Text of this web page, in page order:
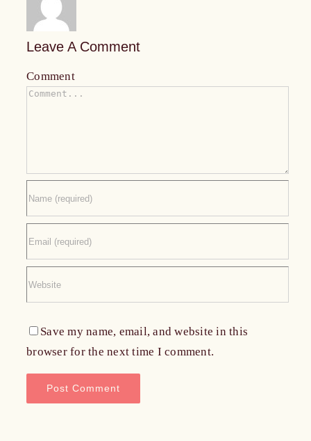
Leave A Comment
Comment
Save my name, email, and website in this
browser for the next time I comment.